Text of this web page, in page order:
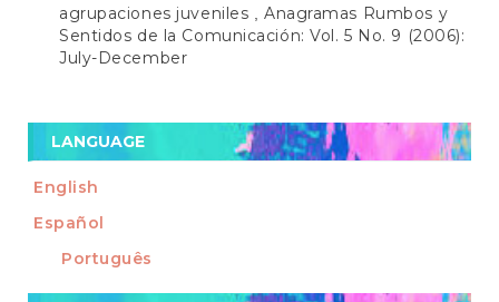
agrupaciones juveniles ,Anagramas Rumbos y
Sentidos de la Comunicación: Vol. 5 No. 9 (2006):
July-December
LANGUAGE
English
Español
Português